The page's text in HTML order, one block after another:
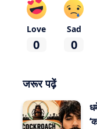
Love
0
Sad
0
जरूर पढ़ें